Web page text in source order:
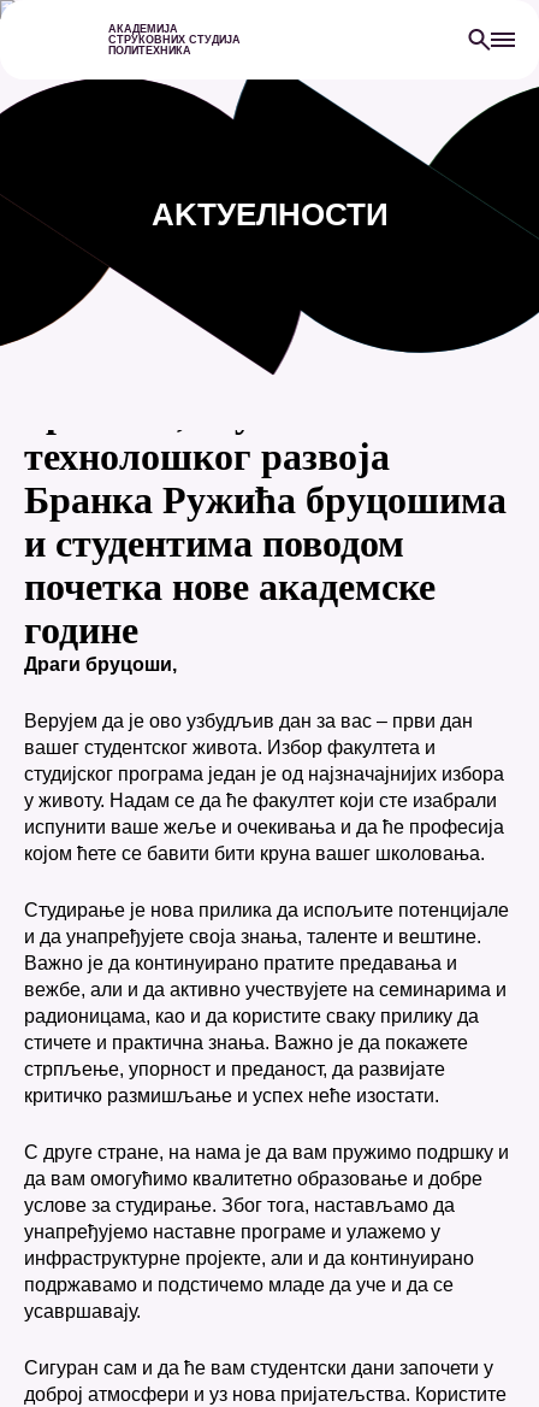
АКАДЕМИЈА
СТРУКОВНИХ СТУДИЈА
ПОЛИТЕХНИКА
АKТУЕЛНОСТИ
30.09.2022
Обраћање министра
технолошког развоја
Бранка Ружића бруцошима
и студентима поводом
почетка нове академске
године
Драги бруцоши,
Верујем да је ово узбудљив дан за вас – први дан
вашег студентског живота. Избор факултета и
студијског програма један је од најзначајнијих избора
у животу. Надам се да ће факултет који сте изабрали
испунити ваше жеље и очекивања и да ће професија
којом ћете се бавити бити круна вашег школовања.
Студирање је нова прилика да испољите потенцијале
и да унапређујете своја знања, таленте и вештине.
Важно је да континуирано пратите предавања и
вежбе, али и да активно учествујете на семинарима и
радионицама, као и да користите сваку прилику да
стичете и практична знања. Важно је да покажете
стрпљење, упорност и преданост, да развијате
критичко размишљање и успех неће изостати.
С друге стране, на нама је да вам пружимо подршку и
да вам омогућимо квалитетно образовање и добре
услове за студирање. Због тога, настављамо да
унапређујемо наставне програме и улажемо у
инфраструктурне пројекте, али и да континуирано
подржавамо и подстичемо младе да уче и да се
усавршавају.
Сигуран сам и да ће вам студентски дани започети у
доброј атмосфери и уз нова пријатељства. Користите